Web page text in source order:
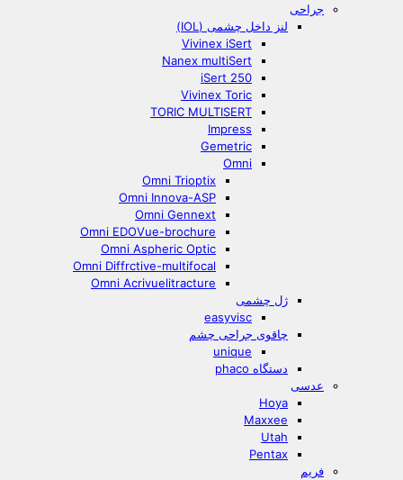
جراحی
لنز داخل چشمی (IOL)
Vivinex iSert
Nanex multiSert
iSert 250
Vivinex Toric
TORIC MULTISERT
Impress
Gemetric
Omni
Omni Trioptix
Omni Innova-ASP
Omni Gennext
Omni EDOVue-brochure
Omni Aspheric Optic
Omni Diffrctive-multifocal
Omni Acrivuelitracture
ژل چشمی
easyvisc
چاقوی جراحی چشم
unique
دستگاه phaco
عدسی
Hoya
Maxxee
Utah
Pentax
فریم